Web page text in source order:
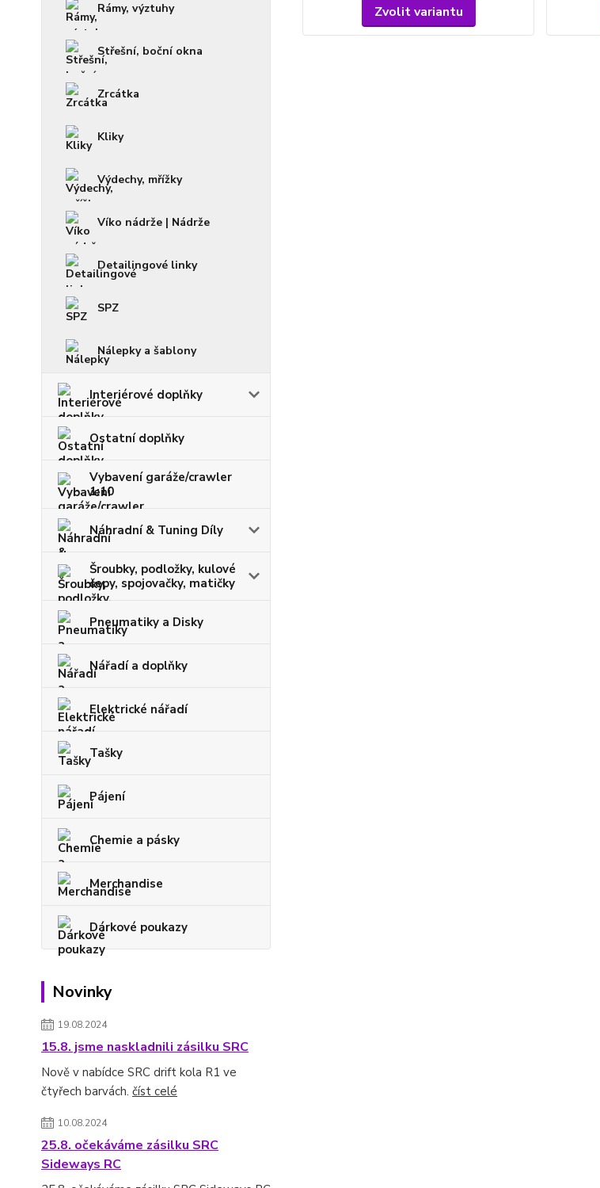
Rámy, výztuhy
Střešní, boční okna
Zrcátka
Kliky
Výdechy, mřížky
Víko nádrže | Nádrže
Detailingové linky
SPZ
Nálepky a šablony
Interiérové doplňky
Ostatní doplňky
Vybavení garáže/crawler
1:10
Náhradní & Tuning Díly
Šroubky, podložky, kulové
čepy, spojovačky, matičky
Pneumatiky a Disky
Nářadí a doplňky
Elektrické nářadí
Tašky
Pájení
Chemie a pásky
Merchandise
Dárkové poukazy
Novinky
19.08.2024
15.8. jsme naskladnili zásilku SRC
Nově v nabídce SRC drift kola R1 ve
čtyřech barvách. číst celé
10.08.2024
25.8. očekáváme zásilku SRC
Sideways RC
Zvolit variantu